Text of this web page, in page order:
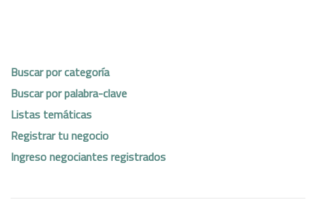
Buscar por categoría
Buscar por palabra-clave
Listas temáticas
Registrar tu negocio
Ingreso negociantes registrados